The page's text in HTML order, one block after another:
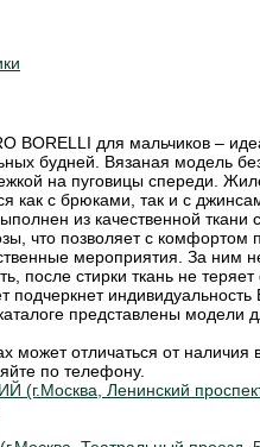
BORELLI для мальчиков –
будней. Вязаная модель
на пуговицы спереди.
как с брюками, так и с
из качественной ткани
что позволяет с комфортом
мероприятия. За ним
после стирки ткань не
подчеркнет индивидуальность
представлены модели
может отличаться от наличия
по телефону.
(г.Москва, Ленинский